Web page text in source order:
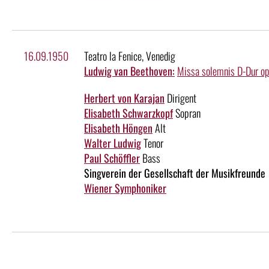
16.09.1950
Teatro la Fenice, Venedig
Ludwig van Beethoven: Missa solemnis D-Dur
Herbert von Karajan Dirigent
Elisabeth SchwarzkopfSopran
Elisabeth HöngenAlt
Walter LudwigTenor
Paul SchöfflerBass
Singverein der Gesellschaft der Musikfreunde
Wiener Symphoniker